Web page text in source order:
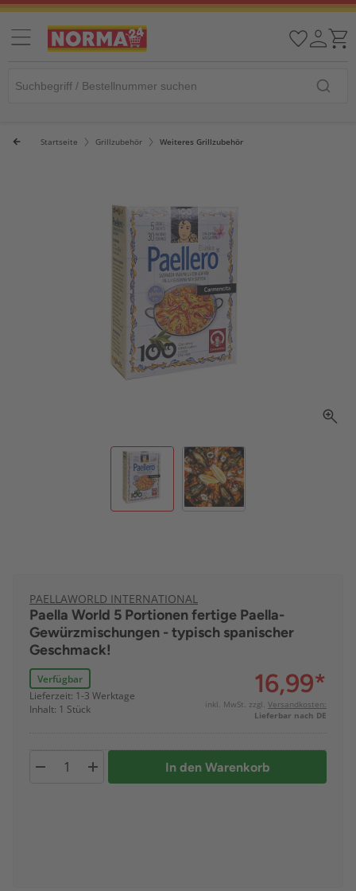
Startseite Grillzubehör Weiteres Grillzubehör
PAELLAWORLD INTERNATIONAL
Paella World 5 Portionen fertige Paella-
Gewürzmischungen - typisch spanischer
Geschmack!
Verfügbar
Lieferzeit: 1-3 Werktage
Inhalt: 1 Stück
16,99*
inkl. MwSt. zzgl. Versandkosten:
Lieferbar nach DE
In den Warenkorb